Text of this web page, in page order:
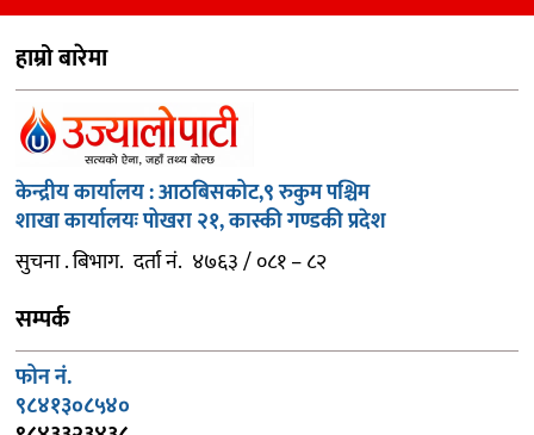
हाम्रो बारेमा
केन्द्रीय कार्यालय : आठबिसकोट,९ रुकुम पश्चिम
शाखा कार्यालयः पोखरा २१, कास्की गण्डकी प्रदेश
सुचना . बिभाग. दर्ता नं. ४७६३ / ०८१ – ८२
सम्पर्क
फोन नं.
९८४१३०८५४०